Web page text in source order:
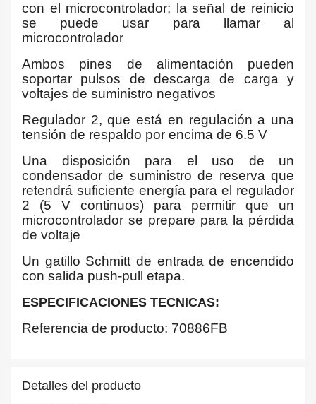
con el microcontrolador; la señal de reinicio
se puede usar para llamar al
microcontrolador
Ambos pines de alimentación pueden
soportar pulsos de descarga de carga y
voltajes de suministro negativos
Regulador 2, que está en regulación a una
tensión de respaldo por encima de 6.5 V
Una disposición para el uso de un
condensador de suministro de reserva que
retendrá suficiente energía para el regulador
2 (5 V continuos) para permitir que un
microcontrolador se prepare para la pérdida
de voltaje
Un gatillo Schmitt de entrada de encendido
con salida push-pull etapa.
ESPECIFICACIONES TECNICAS:
Referencia de producto: 70886FB
Detalles del producto